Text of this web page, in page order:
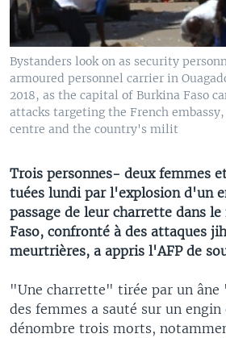
Bystanders look on as security
armoured personnel carrier in
2018, as the capital of Burkina Faso
attacks targeting the French
centre and the country's milit
Trois personnes- deux femmes
tuées lundi par l'explosion d'un
passage de leur charrette dans
Faso, confronté à des attaques
meurtrières, a appris l'AFP de
"Une charrette" tirée par un
des femmes a sauté sur un
dénombre trois morts,